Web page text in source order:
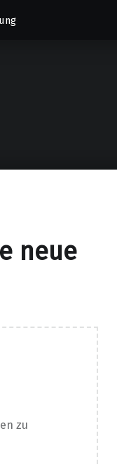
neue
zu